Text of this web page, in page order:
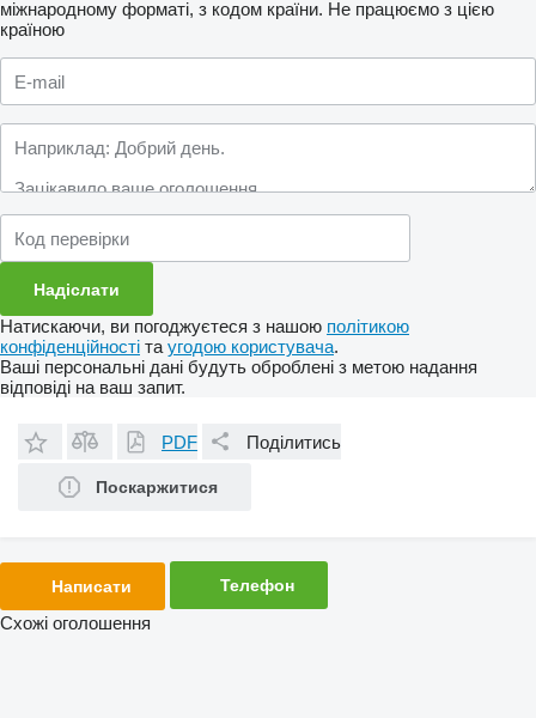
міжнародному форматі, з кодом країни. Не працюємо з цією
країною
Натискаючи, ви погоджуєтеся з нашою політикою
конфіденційності та угодою користувача.
Ваші персональні дані будуть оброблені з метою надання
відповіді на ваш запит.
PDF Поділитись
Поскаржитися
Написати Телефон
Схожі оголошення